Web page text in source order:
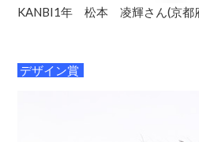
KANBI1年 松本 凌輝さん(京都
デザイン賞